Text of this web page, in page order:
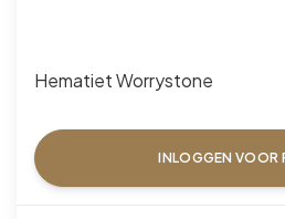
Hematiet Worrystone
INLOGGEN VOOR